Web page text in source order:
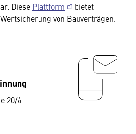
Diese Plattform
bietet
von Bauverträgen.
20/6